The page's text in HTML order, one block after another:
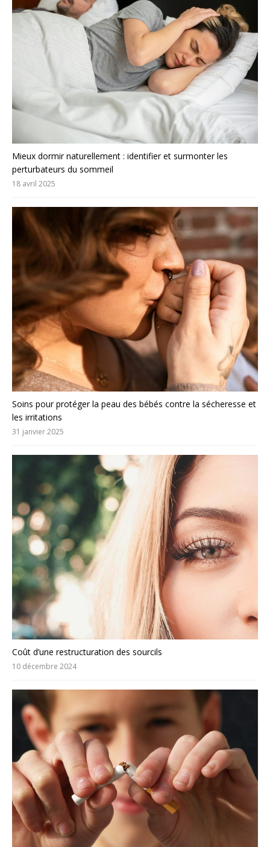
Mieux dormir naturellement : identifier et surmonter les
perturbateurs du sommeil
18 avril 2025
Soins pour protéger la peau des bébés contre la sécheresse et
les irritations
31 janvier 2025
Coût d’une restructuration des sourcils
10 décembre 2024